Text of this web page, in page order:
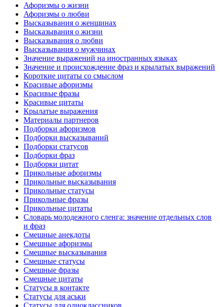
Афоризмы о жизни
Афоризмы о любви
Высказывания о женщинах
Высказывания о жизни
Высказывания о любви
Высказывания о мужчинах
Значение выражений на иностранных языках
Значение и происхождение фраз и крылатых выражений
Короткие цитаты со смыслом
Красивые афоризмы
Красивые фразы
Красивые цитаты
Крылатые выражения
Материалы партнеров
Подборки афоризмов
Подборки высказываний
Подборки статусов
Подборки фраз
Подборки цитат
Прикольные афоризмы
Прикольные высказывания
Прикольные статусы
Прикольные фразы
Прикольные цитаты
Словарь молодежного сленга: значение отдельных слов
и фраз
Смешные анекдоты
Смешные афоризмы
Смешные высказывания
Смешные статусы
Смешные фразы
Смешные цитаты
Статусы в контакте
Статусы для аськи
Статусы для одноклассников